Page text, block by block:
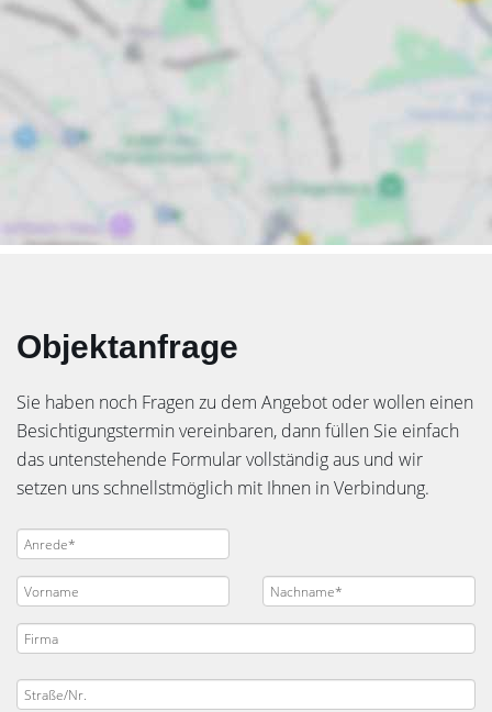
Objektanfrage
Sie haben noch Fragen zu dem Angebot oder wollen einen
Besichtigungstermin vereinbaren, dann füllen Sie einfach
das untenstehende Formular vollständig aus und wir
setzen uns schnellstmöglich mit Ihnen in Verbindung.